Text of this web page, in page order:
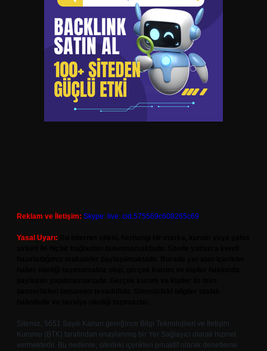
Reklam ve İletişim: Skype: live:.cid.575569c608265c69
Yasal Uyarı:
Sitemiz, 5651 Sayılı Kanun gereğince Bilgi Teknolojileri ve İletişim
Kurumu (BTK) tarafından onaylanmış bir Yer Sağlayıcı olarak hizmet
vermektedir. Bu nedenle, sitedeki içerikleri proaktif olarak denetleme